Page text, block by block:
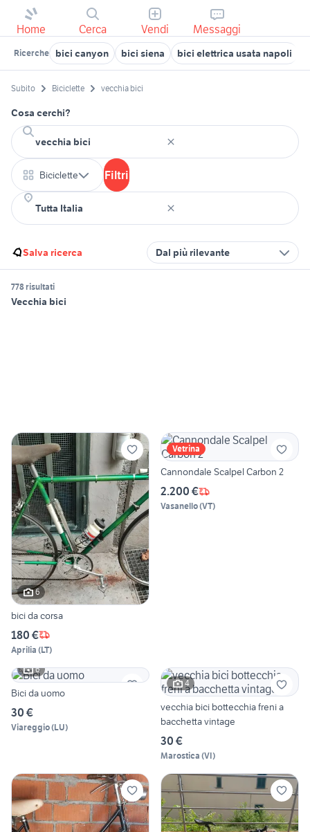
Home Cerca Vendi Messaggi
Ricerche bici canyon bici siena bici elettrica usata napoli
Subito Biciclette vecchia bici
Cosa cerchi?
Biciclette Filtri
Salva ricerca Dal più rilevante
778 risultati
Vecchia bici
6
bici da corsa
180 €
Aprilia (LT)
Vetrina
Cannondale Scalpel Carbon 2
2.200 €
Vasanello(VT)
6
Bici da uomo
30 €
Viareggio(LU)
4
vecchia bici bottecchia freni a
bacchetta vintage
30 €
Marostica (VI)